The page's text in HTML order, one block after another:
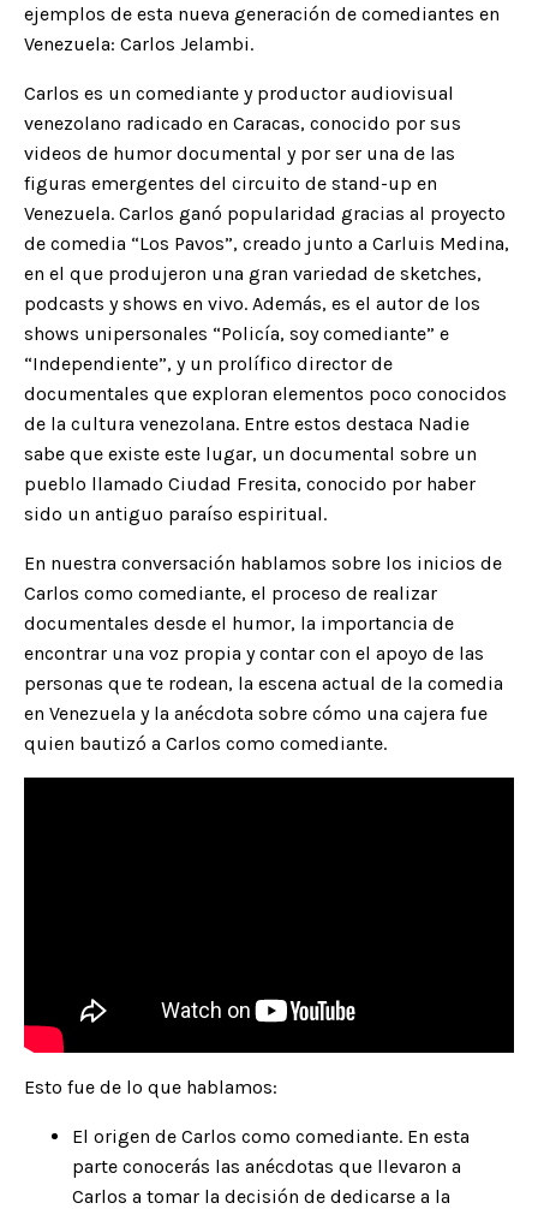
ejemplos de esta nueva generación de comediantes en
Venezuela: Carlos Jelambi.
Carlos es un comediante y productor audiovisual
venezolano radicado en Caracas, conocido por sus
videos de humor documental y por ser una de las
figuras emergentes del circuito de stand-up en
Venezuela. Carlos ganó popularidad gracias al proyecto
de comedia “Los Pavos”, creado junto a Carluis Medina,
en el que produjeron una gran variedad de sketches,
podcasts y shows en vivo. Además, es el autor de los
shows unipersonales “Policía, soy comediante” e
“Independiente”, y un prolífico director de
documentales que exploran elementos poco conocidos
de la cultura venezolana. Entre estos destaca Nadie
sabe que existe este lugar, un documental sobre un
pueblo llamado Ciudad Fresita, conocido por haber
sido un antiguo paraíso espiritual.
En nuestra conversación hablamos sobre los inicios de
Carlos como comediante, el proceso de realizar
documentales desde el humor, la importancia de
encontrar una voz propia y contar con el apoyo de las
personas que te rodean, la escena actual de la comedia
en Venezuela y la anécdota sobre cómo una cajera fue
quien bautizó a Carlos como comediante.
Esto fue de lo que hablamos:
El origen de Carlos como comediante. En esta
parte conocerás las anécdotas que llevaron a
Carlos a tomar la decisión de dedicarse a la